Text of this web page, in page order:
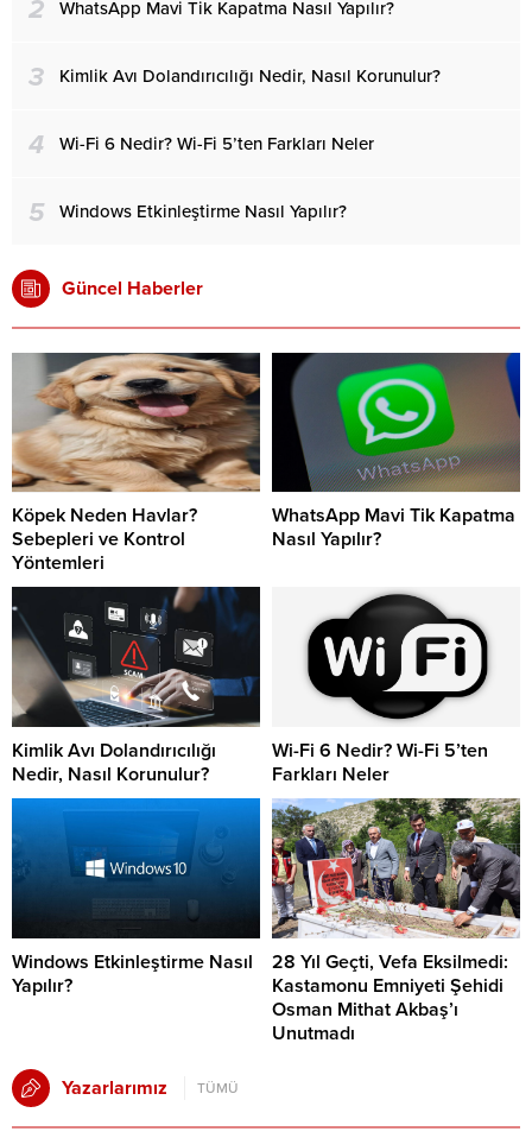
2 WhatsApp Mavi Tik Kapatma Nasıl Yapılır?
3 Kimlik Avı Dolandırıcılığı Nedir, Nasıl Korunulur?
4 Wi-Fi 6 Nedir? Wi-Fi 5’ten Farkları Neler
5 Windows Etkinleştirme Nasıl Yapılır?
Güncel Haberler
Köpek Neden Havlar?
Sebepleri ve Kontrol
Yöntemleri
WhatsApp Mavi Tik Kapatma
Nasıl Yapılır?
Kimlik Avı Dolandırıcılığı
Nedir, Nasıl Korunulur?
Wi-Fi 6 Nedir? Wi-Fi 5’ten
Farkları Neler
Windows Etkinleştirme Nasıl
Yapılır?
28 Yıl Geçti, Vefa Eksilmedi:
Kastamonu Emniyeti Şehidi
Osman Mithat Akbaş’ı
Unutmadı
Yazarlarımız TÜMÜ